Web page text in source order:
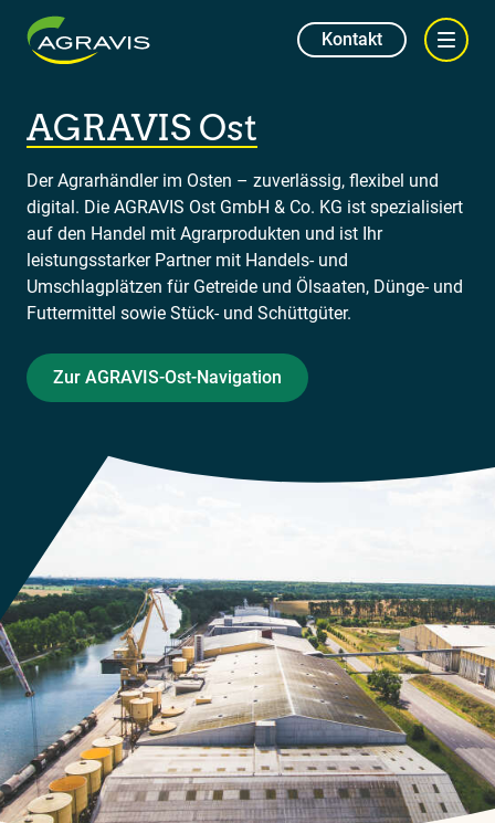
Kontakt
AGRAVIS Ost
Der Agrarhändler im Osten – zuverlässig, flexibel und
digital. Die AGRAVIS Ost GmbH & Co. KG ist spezialisiert
auf den Handel mit Agrarprodukten und ist Ihr
leistungsstarker Partner mit Handels- und
Umschlagplätzen für Getreide und Ölsaaten, Dünge- und
Futtermittel sowie Stück- und Schüttgüter.
Zur AGRAVIS-Ost-Navigation